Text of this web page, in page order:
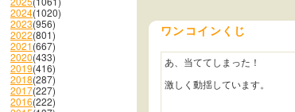
2024(1020)
2023(956)
2022(801)
2021(667)
2020(433)
2019(416)
2018(287)
2017(227)
2016(222)
ワンコインくじ
あ、当ててしまった！
激しく動揺しています。